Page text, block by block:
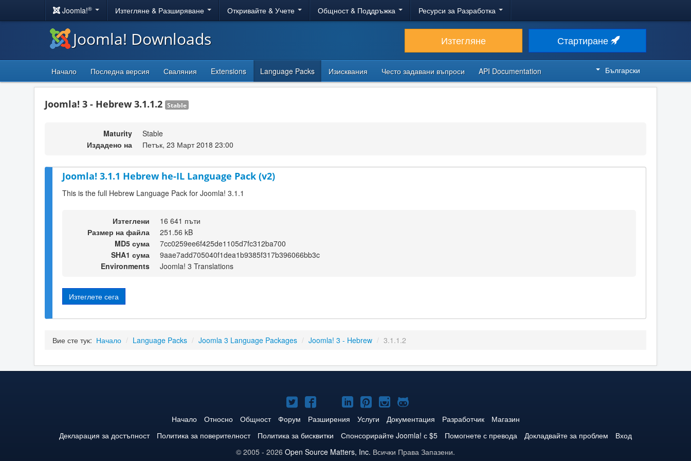
Joomla!® Изтегляне & Разширяване Откривайте & Учете Общност & Поддръжка Ресурси за Разработка
Joomla! Downloads Изтегляне Стартиране
Начало Последна версия Сваляния Extensions Language Packs Изисквания Често задавани въпроси API Documentation Български
Joomla! 3 - Hebrew 3.1.1.2 Stable
Maturity
Stable
Издадено на
Петък, 23 Март 2018 23:00
Joomla! 3.1.1 Hebrew he-IL Language Pack (v2)
This is the full Hebrew Language Pack for Joomla! 3.1.1
Изтеглени
16 641 пъти
Размер на файла
251.56 kB
MD5 сума
7cc0259ee6f425de1105d7fc312ba700
SHA1 сума
9aae7add705040f1dea1b9385f317b396066bb3c
Environments
Joomla! 3 Translations
Изтеглете сега
Вие сте тук: Начало / Language Packs / Joomla 3 Language Packages / Joomla! 3 - Hebrew / 3.1.1.2
Joomla!
в
Twitter
Joomla!
във
Facebook
Joomla!
в
YouTube
Joomla!
в
LinkedIn
Joomla!
в
Pinterest
Joomla!
в
Instagram
Joomla!
в
GitHub
Начало Относно Общност Форум Разширения Услуги Документация Разработчик
Магазин
Декларация за достъпност
Политика за поверителност Политика за бисквитки Спонсорирайте Joomla! с $5 Помогнете с превода Докладвайте за проблем
Вход
© 2005 - 2026 Open Source Matters, Inc. Всички Права Запазени.